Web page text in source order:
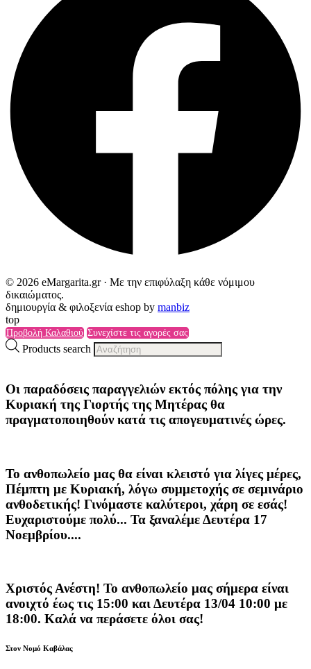
© 2026 eMargarita.gr · Με την επιφύλαξη κάθε νόμιμου
δικαιώματος.
δημιουργία & φιλοξενία eshop by manbiz
top
Προβολή Καλαθιού Συνεχίστε τις αγορές σας
Products search
Οι παραδόσεις παραγγελιώνεκτός πόλης για την
Κυριακή της Γιορτής της Μητέρας θα
πραγματοποιηθούν κατά τις απογευματινές ώρες.
Το ανθοπωλείο μας θα είναι κλειστό για λίγες μέρες,
Πέμπτη με Κυριακή, λόγω συμμετοχής σε σεμινάριο
ανθοδετικής! Γινόμαστε καλύτεροι, χάρη σε εσάς!
Ευχαριστούμε πολύ... Τα ξαναλέμε Δευτέρα 17
Νοεμβρίου....
Χριστός Ανέστη! Το ανθοπωλείο μας σήμερα είναι
ανοιχτό έως τις 15:00 και Δευτέρα 13/04 10:00 με
18:00. Καλά να περάσετε όλοι σας!
Στον Νομό Καβάλας